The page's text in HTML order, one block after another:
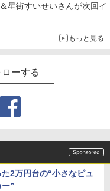
星街すいせいさんが次回イ
もっと見る
ーする
2万円台の“小さなピュ
”